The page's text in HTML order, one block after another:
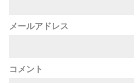
メールアドレス
コメント